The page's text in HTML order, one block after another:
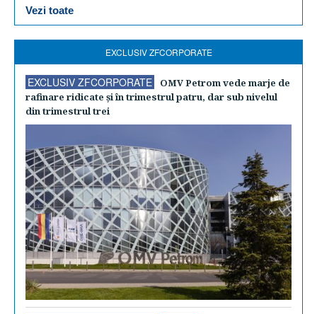
Vezi toate
EXCLUSIV ZFCORPORATE
EXCLUSIV ZFCORPORATE
OMV Petrom vede marje de
rafinare ridicate şi în trimestrul patru, dar sub nivelul
din trimestrul trei